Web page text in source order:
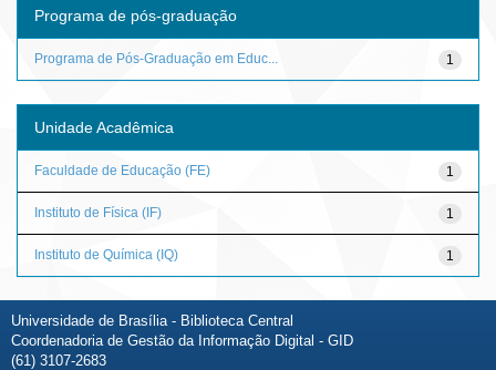
Programa de pós-graduação
1
Programa de Pós-Graduação em Educ...
Unidade Acadêmica
1
Faculdade de Educação (FE)
1
Instituto de Física (IF)
1
Instituto de Química (IQ)
Universidade de Brasília - Biblioteca Central
Coordenadoria de Gestão da Informação Digital - GID
(61) 3107-2683